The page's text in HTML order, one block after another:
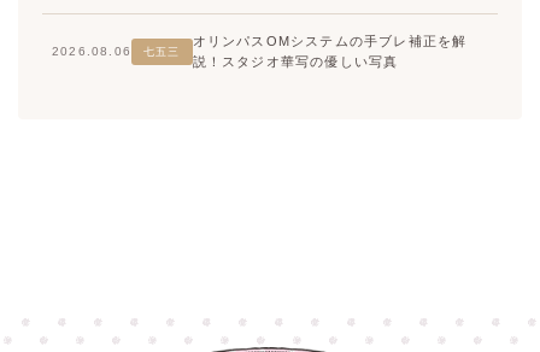
2026.08.06 七五三
オリンパスOMシステムの手ブレ補正を解
説！スタジオ華写の優しい写真